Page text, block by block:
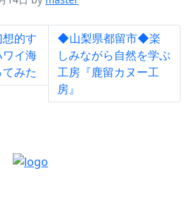
想的す
イ海
みた
◆山梨県都留市◆楽
しみながら自然を学ぶ
工房『鹿留カヌー工
房』